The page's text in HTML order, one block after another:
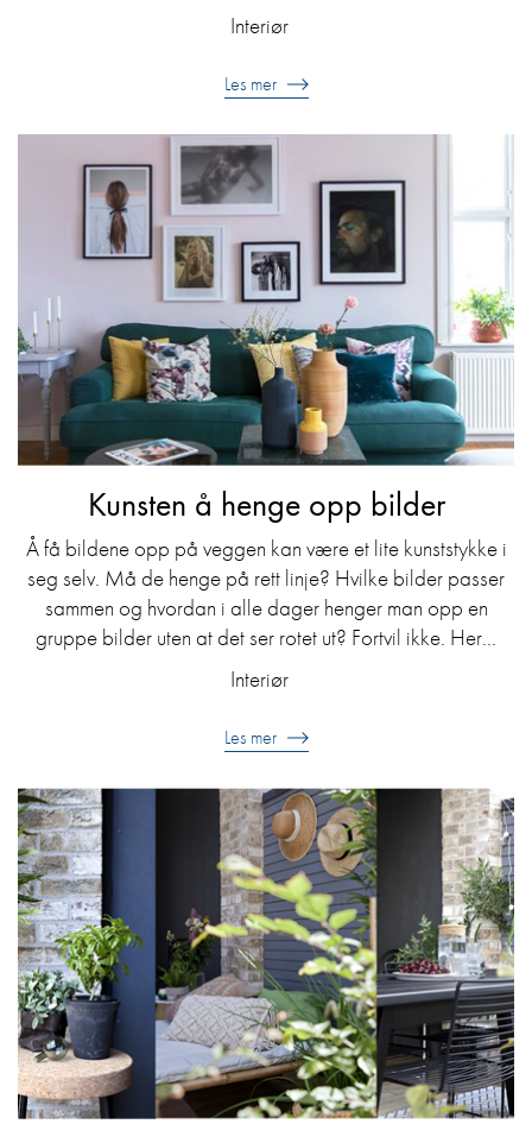
Interiør
Les mer
Kunsten å henge opp bilder
Å få bildene opp på veggen kan være et lite kunststykke i
seg selv. Må de henge på rett linje? Hvilke bilder passer
sammen og hvordan i alle dager henger man opp en
gruppe bilder uten at det ser rotet ut? Fortvil ikke. Her...
Interiør
Les mer